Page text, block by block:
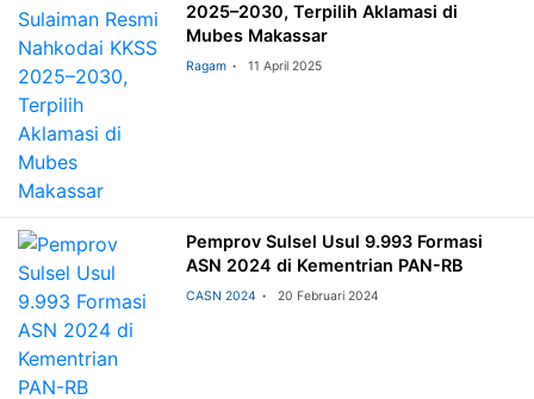
2025–2030, Terpilih Aklamasi di
Mubes Makassar
Ragam 11 April 2025
Pemprov Sulsel Usul 9.993 Formasi
ASN 2024 di Kementrian PAN-RB
CASN 2024 20 Februari 2024